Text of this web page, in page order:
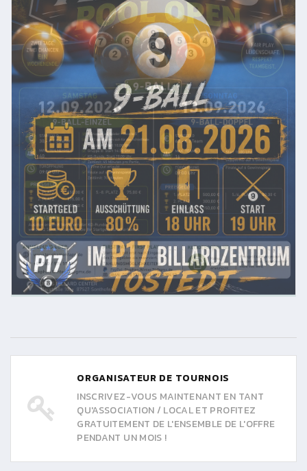
ORGANISATEUR DE TOURNOIS
INSCRIVEZ-VOUS MAINTENANT EN TANT
QU'ASSOCIATION / LOCAL ET PROFITEZ
GRATUITEMENT DE L'ENSEMBLE DE L'OFFRE
PENDANT UN MOIS !